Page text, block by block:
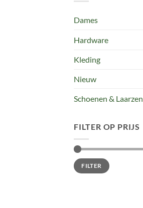
Dames
Hardware
Kleding
Nieuw
Schoenen & Laarzen
FILTER OP PRIJS
Min.
prijs
Max.
prijsFILTER